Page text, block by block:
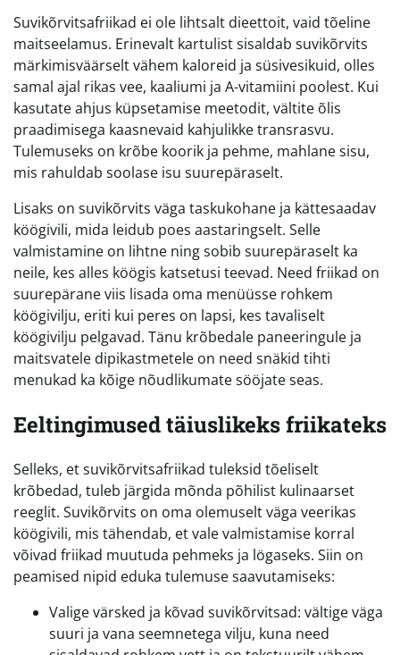
Suvikõrvitsafriikad ei ole lihtsalt dieettoit, vaid tõeline
maitseelamus. Erinevalt kartulist sisaldab suvikõrvits
märkimisväärselt vähem kaloreid ja süsivesikuid, olles
samal ajal rikas vee, kaaliumi ja A-vitamiini poolest. Kui
kasutate ahjus küpsetamise meetodit, vältite õlis
praadimisega kaasnevaid kahjulikke transrasvu.
Tulemuseks on krõbe koorik ja pehme, mahlane sisu,
mis rahuldab soolase isu suurepäraselt.
Lisaks on suvikõrvits väga taskukohane ja kättesaadav
köögivili, mida leidub poes aastaringselt. Selle
valmistamine on lihtne ning sobib suurepäraselt ka
neile, kes alles köögis katsetusi teevad. Need friikad on
suurepärane viis lisada oma menüüsse rohkem
köögivilju, eriti kui peres on lapsi, kes tavaliselt
köögivilju pelgavad. Tänu krõbedale paneeringule ja
maitsvatele dipikastmetele on need snäkid tihti
menukad ka kõige nõudlikumate sööjate seas.
Eeltingimused täiuslikeks friikateks
Selleks, et suvikõrvitsafriikad tuleksid tõeliselt
krõbedad, tuleb järgida mõnda põhilist kulinaarset
reeglit. Suvikõrvits on oma olemuselt väga veerikas
köögivili, mis tähendab, et vale valmistamise korral
võivad friikad muutuda pehmeks ja lögaseks. Siin on
peamised nipid eduka tulemuse saavutamiseks:
Valige värsked ja kõvad suvikõrvitsad: vältige väga
suuri ja vana seemnetega vilju, kuna need